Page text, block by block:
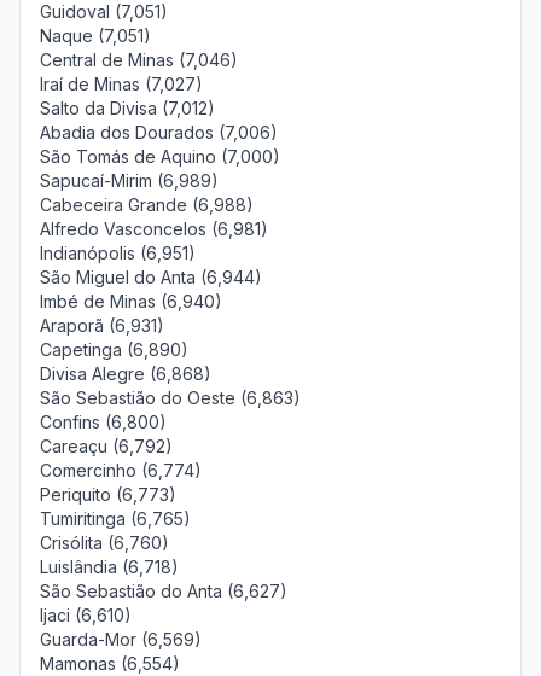
Guidoval (7,051)
Naque (7,051)
Central de Minas (7,046)
Iraí de Minas (7,027)
Salto da Divisa (7,012)
Abadia dos Dourados (7,006)
São Tomás de Aquino (7,000)
Sapucaí-Mirim (6,989)
Cabeceira Grande (6,988)
Alfredo Vasconcelos (6,981)
Indianópolis (6,951)
São Miguel do Anta (6,944)
Imbé de Minas (6,940)
Araporã (6,931)
Capetinga (6,890)
Divisa Alegre (6,868)
São Sebastião do Oeste (6,863)
Confins (6,800)
Careaçu (6,792)
Comercinho (6,774)
Periquito (6,773)
Tumiritinga (6,765)
Crisólita (6,760)
Luislândia (6,718)
São Sebastião do Anta (6,627)
Ijaci (6,610)
Guarda-Mor (6,569)
Mamonas (6,554)